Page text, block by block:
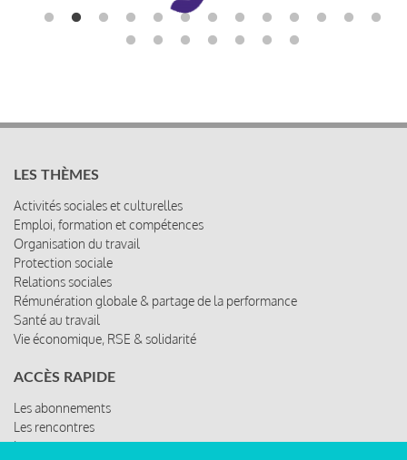
LES THÈMES
Activités sociales et culturelles
Emploi, formation et compétences
Organisation du travail
Protection sociale
Relations sociales
Rémunération globale & partage de la performance
Santé au travail
Vie économique, RSE & solidarité
ACCÈS RAPIDE
Les abonnements
Les rencontres
Les ressources